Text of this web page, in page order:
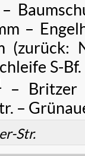
–
(zurück:
S-
– Britzer
–
Str.